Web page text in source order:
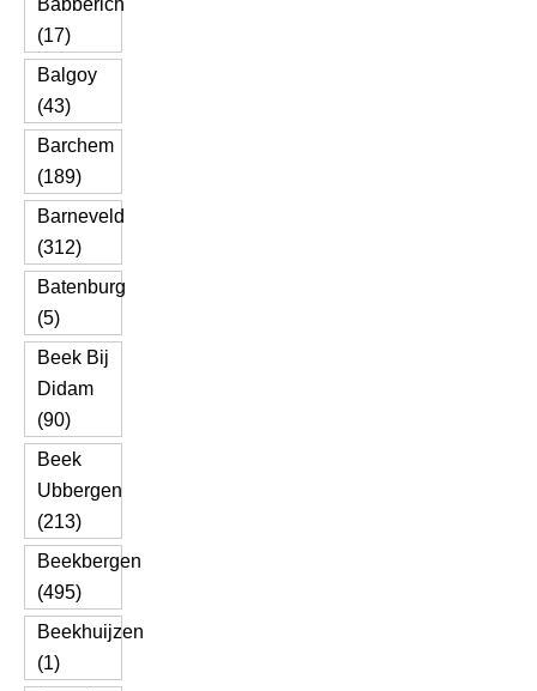
Babberich
(17)
Balgoy
(43)
Barchem
(189)
Barneveld
(312)
Batenburg
(5)
Beek Bij
Didam
(90)
Beek
Ubbergen
(213)
Beekbergen
(495)
Beekhuijzen
(1)